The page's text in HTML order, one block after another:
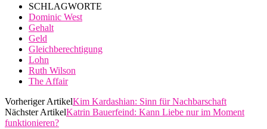
SCHLAGWORTE
Dominic West
Gehalt
Geld
Gleichberechtigung
Lohn
Ruth Wilson
The Affair
Vorheriger ArtikelKim Kardashian: Sinn für Nachbarschaft
Nächster ArtikelKatrin Bauerfeind: Kann Liebe nur im Moment
funktionieren?